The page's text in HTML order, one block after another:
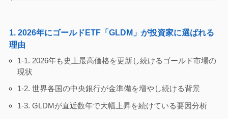
1. 2026年にゴールドETF「GLDM」が投資家に選ばれる
理由
1-1. 2026年も史上最高価格を更新し続けるゴールド市場の
現状
1-2. 世界各国の中央銀行が金準備を増やし続ける背景
1-3. GLDMが直近数年で大幅上昇を続けている要因分析